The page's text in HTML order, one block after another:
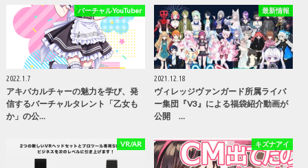
バーチャルYouTuber
2022.1.7
アキバカルチャーの魅力を学び、発
信するバーチャルタレント「乙女も
か」の公…
最新情報
2021.12.18
ヴィレッジヴァンガード所属ライバ
ー集団『V3』による福袋紹介動画が
公開 …
VR/AR キズナアイ